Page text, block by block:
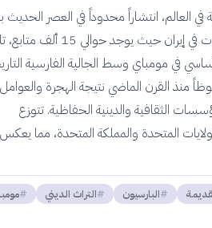
العالم، انتشاراً محدوداً في العصر الحديث
110 ألف معتنق فقط عالمياً. تركز أكبر التجمعات في إيران حيث يوجد
أساسي في مومباي وسط الجالية الفارسية
منذ القرن الماضي نتيجة الهجرة والعوامل
الثقافية والدينية الحفاظية. تتوزع
المتحدة والمملكة المتحدة، مما يعكس
البارسيون التراث الديني